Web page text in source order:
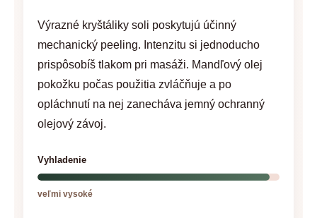
Výrazné kryštáliky soli poskytujú účinný
mechanický peeling. Intenzitu si jednoducho
prispôsobíš tlakom pri masáži. Mandľový olej
pokožku počas použitia zvláčňuje a po
opláchnutí na nej zanecháva jemný ochranný
olejový závoj.
Vyhladenie
veľmi vysoké